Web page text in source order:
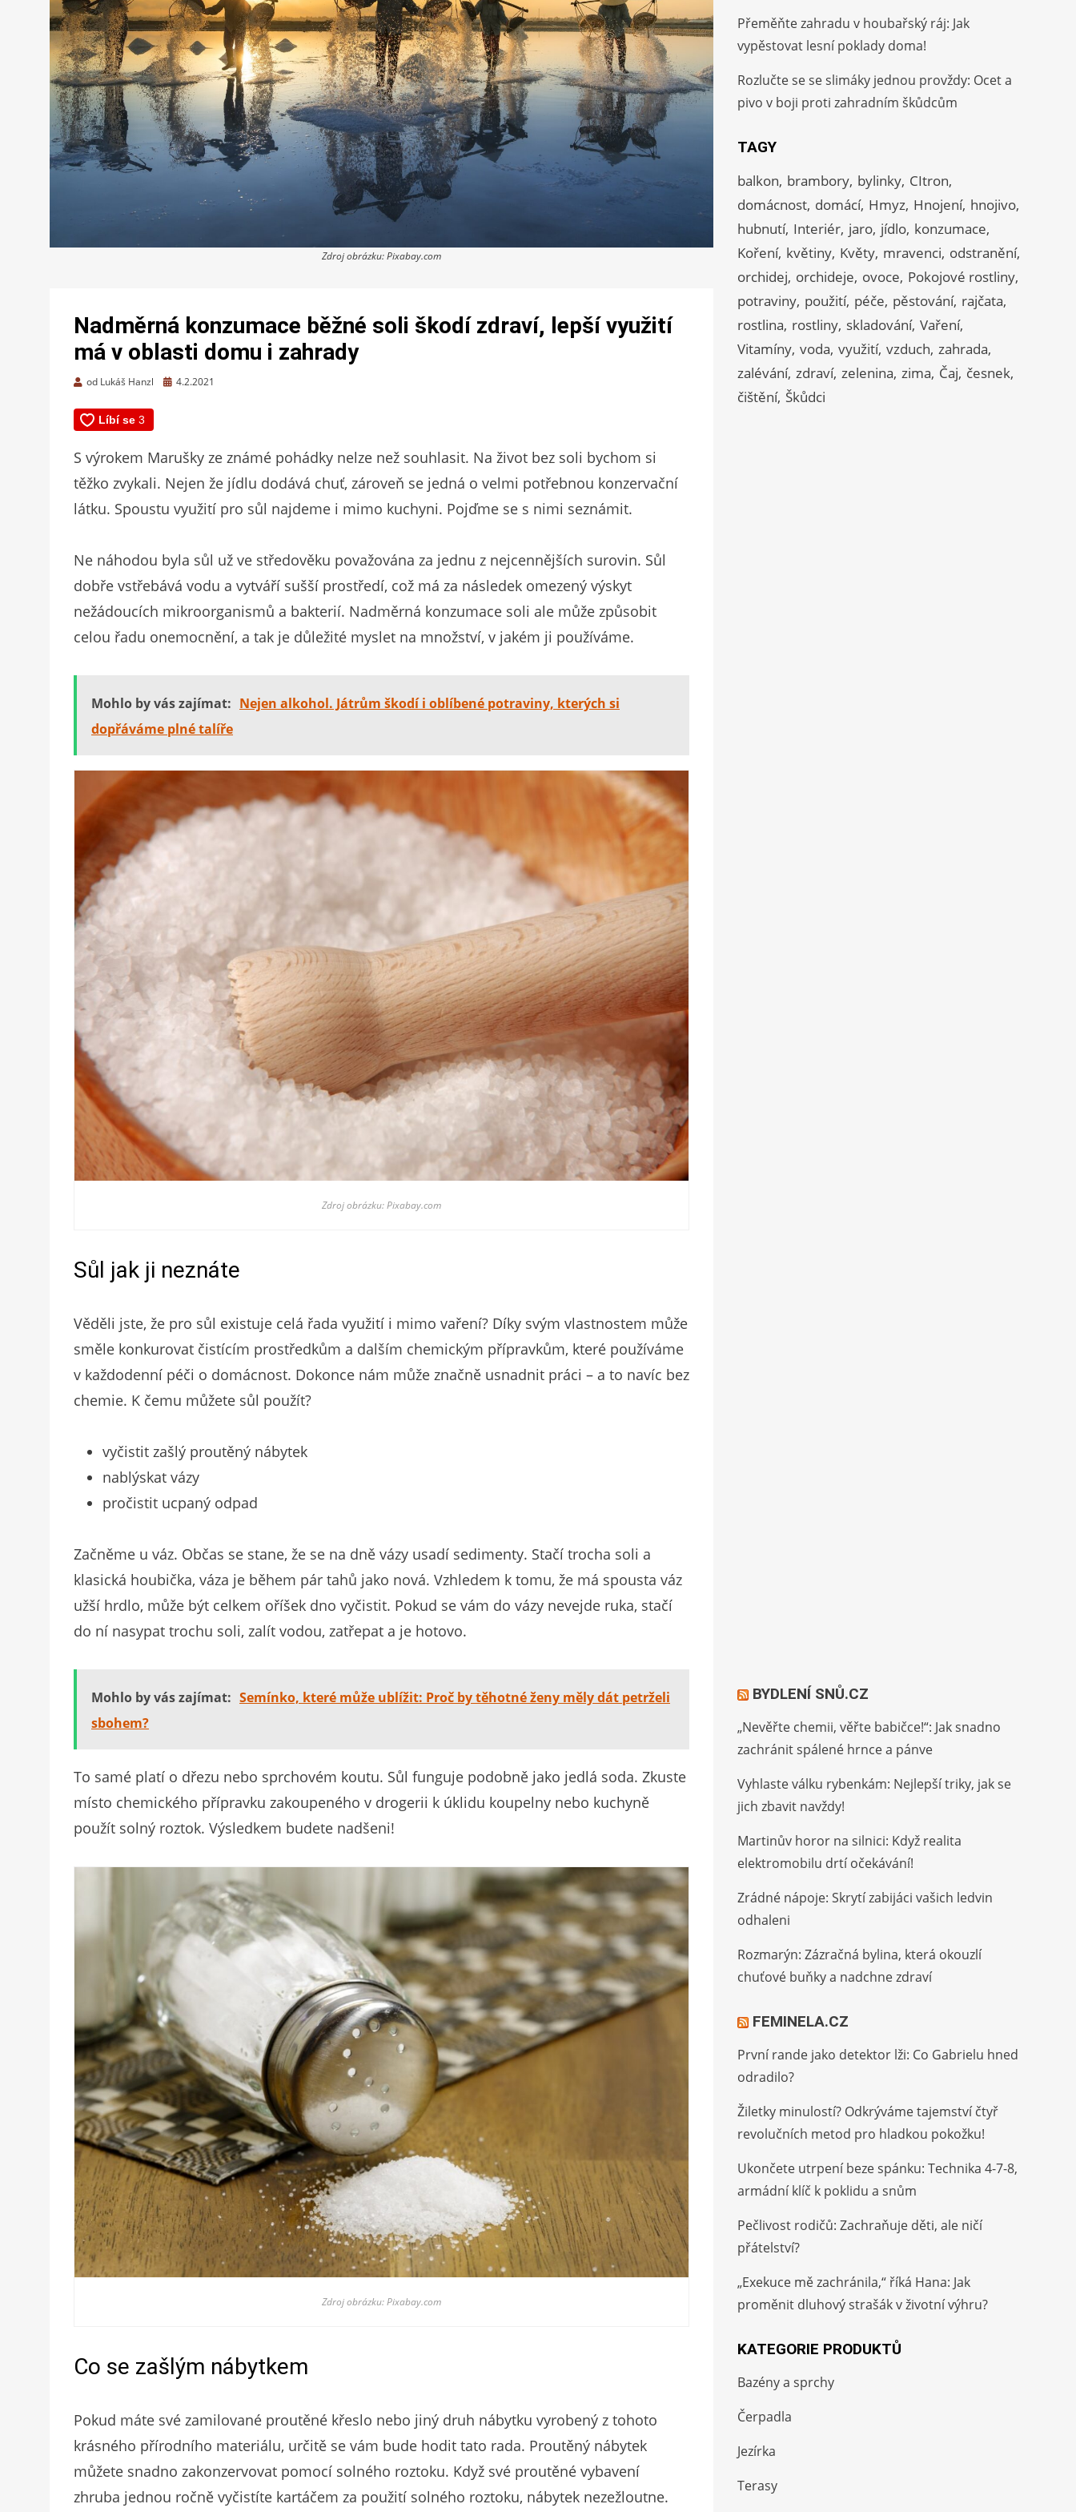
Zdroj obrázku: Pixabay.com
Nadměrná konzumace běžné soli škodí zdraví, lepší využití
má v oblasti domu i zahrady
od Lukáš Hanzl
Zveřejněno
4.2.2021
S výrokem Marušky ze známé pohádky nelze než souhlasit. Na život bez soli bychom si
těžko zvykali. Nejen že jídlu dodává chuť, zároveň se jedná o velmi potřebnou konzervační
látku. Spoustu využití pro sůl najdeme i mimo kuchyni. Pojďme se s nimi seznámit.
Ne náhodou byla sůl už ve středověku považována za jednu z nejcennějších surovin. Sůl
dobře vstřebává vodu a vytváří sušší prostředí, což má za následek omezený výskyt
nežádoucích mikroorganismů a bakterií. Nadměrná konzumace soli ale může způsobit
celou řadu onemocnění, a tak je důležité myslet na množství, v jakém ji používáme.
Mohlo by vás zajímat: Nejen alkohol. Játrům škodí i oblíbené potraviny, kterých si
dopřáváme plné talíře
Zdroj obrázku: Pixabay.com
Sůl jak ji neznáte
Věděli jste, že pro sůl existuje celá řada využití i mimo vaření? Díky svým vlastnostem může
směle konkurovat čistícím prostředkům a dalším chemickým přípravkům, které používáme
v každodenní péči o domácnost. Dokonce nám může značně usnadnit práci – a to navíc bez
chemie. K čemu můžete sůl použít?
vyčistit zašlý proutěný nábytek
nablýskat vázy
pročistit ucpaný odpad
Začněme u váz. Občas se stane, že se na dně vázy usadí sedimenty. Stačí trocha soli a
klasická houbička, váza je během pár tahů jako nová. Vzhledem k tomu, že má spousta váz
užší hrdlo, může být celkem oříšek dno vyčistit. Pokud se vám do vázy nevejde ruka, stačí
do ní nasypat trochu soli, zalít vodou, zatřepat a je hotovo.
Mohlo by vás zajímat: Semínko, které může ublížit: Proč by těhotné ženy měly dát petrželi
sbohem?
To samé platí o dřezu nebo sprchovém koutu. Sůl funguje podobně jako jedlá soda. Zkuste
místo chemického přípravku zakoupeného v drogerii k úklidu koupelny nebo kuchyně
použít solný roztok. Výsledkem budete nadšeni!
Zdroj obrázku: Pixabay.com
Co se zašlým nábytkem
Pokud máte své zamilované proutěné křeslo nebo jiný druh nábytku vyrobený z tohoto
krásného přírodního materiálu, určitě se vám bude hodit tato rada. Proutěný nábytek
můžete snadno zakonzervovat pomocí solného roztoku. Když své proutěné vybavení
zhruba jednou ročně vyčistíte kartáčem za použití solného roztoku, nábytek nezežloutne.
Přeměňte zahradu v houbařský ráj: Jak
vypěstovat lesní poklady doma!
Rozlučte se se slimáky jednou provždy: Ocet a
pivo v boji proti zahradním škůdcům
TAGY
balkon brambory bylinky CItron
domácnost domácí Hmyz Hnojení hnojivo
hubnutí Interiér jaro jídlo konzumace
Koření květiny Květy mravenci odstranění
orchidej orchideje ovoce Pokojové rostliny
potraviny použití péče pěstování rajčata
rostlina rostliny skladování Vaření
Vitamíny voda využití vzduch zahrada
zalévání zdraví zelenina zima Čaj česnek
čištění Škůdci
BYDLENÍ SNŮ.CZ
„Nevěřte chemii, věřte babičce!“: Jak snadno
zachránit spálené hrnce a pánve
Vyhlaste válku rybenkám: Nejlepší triky, jak se
jich zbavit navždy!
Martinův horor na silnici: Když realita
elektromobilu drtí očekávání!
Zrádné nápoje: Skrytí zabijáci vašich ledvin
odhaleni
Rozmarýn: Zázračná bylina, která okouzlí
chuťové buňky a nadchne zdraví
FEMINELA.CZ
První rande jako detektor lži: Co Gabrielu hned
odradilo?
Žiletky minulostí? Odkrýváme tajemství čtyř
revolučních metod pro hladkou pokožku!
Ukončete utrpení beze spánku: Technika 4-7-8,
armádní klíč k poklidu a snům
Pečlivost rodičů: Zachraňuje děti, ale ničí
přátelství?
„Exekuce mě zachránila,“ říká Hana: Jak
proměnit dluhový strašák v životní výhru?
KATEGORIE PRODUKTŮ
Bazény a sprchy
Čerpadla
Jezírka
Terasy